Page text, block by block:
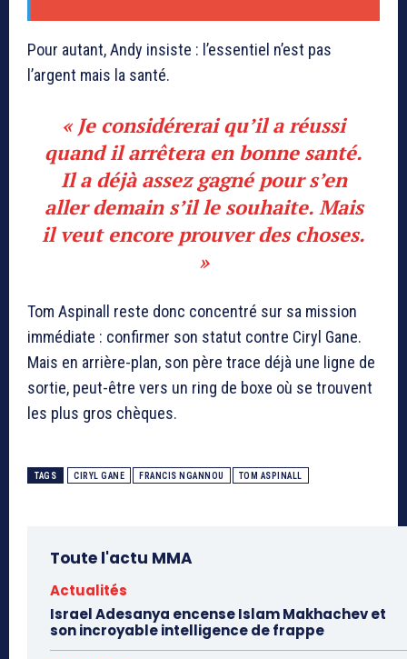
Pour autant, Andy insiste : l’essentiel n’est pas
l’argent mais la santé.
« Je considérerai qu’il a réussi
quand il arrêtera en bonne santé.
Il a déjà assez gagné pour s’en
aller demain s’il le souhaite. Mais
il veut encore prouver des choses.
»
Tom Aspinall reste donc concentré sur sa mission
immédiate : confirmer son statut contre Ciryl Gane.
Mais en arrière-plan, son père trace déjà une ligne de
sortie, peut-être vers un ring de boxe où se trouvent
les plus gros chèques.
TAGS CIRYL GANE FRANCIS NGANNOU TOM ASPINALL
Toute l'actu MMA
Actualités
Israel Adesanya encense Islam Makhachev et
son incroyable intelligence de frappe